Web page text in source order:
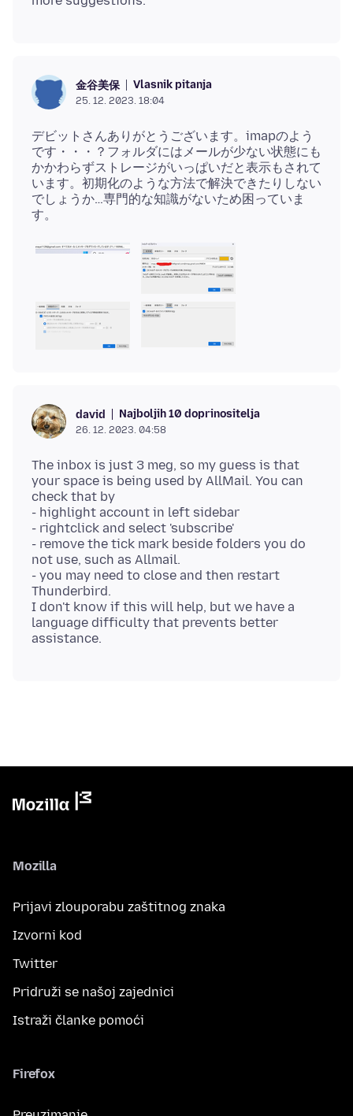
金谷美保 Vlasnik pitanja
25. 12. 2023. 18:04
デビットさんありがとうございます。imapのよう
です・・・？フォルダにはメールが少ない状態にも
かかわらずストレージがいっぱいだと表示もされて
います。初期化のような方法で解決できたりしない
でしょうか…専門的な知識がないため困っていま
david Najboljih 10 doprinositelja
26. 12. 2023. 04:58
The inbox is just 3 meg, so my guess is that
your space is being used by AllMail. You can
check that by
- highlight account in left sidebar
- rightclick and select 'subscribe'
- remove the tick mark beside folders you do
not use, such as Allmail.
- you may need to close and then restart
Thunderbird.
I don't know if this will help, but we have a
language difficulty that prevents better
Mozilla
Prijavi zlouporabu zaštitnog znaka
Izvorni kod
Twitter
Pridruži se našoj zajednici
Istraži članke pomoći
Firefox